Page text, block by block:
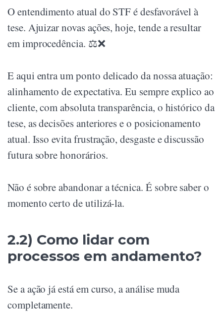
O entendimento atual do STF é desfavorável à
tese. Ajuizar novas ações, hoje, tende a resultar
em improcedência. ⚖️❌
E aqui entra um ponto delicado da nossa atuação:
alinhamento de expectativa. Eu sempre explico ao
cliente, com absoluta transparência, o histórico da
tese, as decisões anteriores e o posicionamento
atual. Isso evita frustração, desgaste e discussão
futura sobre honorários.
Não é sobre abandonar a técnica. É sobre saber o
momento certo de utilizá-la.
2.2) Como lidar com
processos em andamento?
Se a ação já está em curso, a análise muda
completamente.